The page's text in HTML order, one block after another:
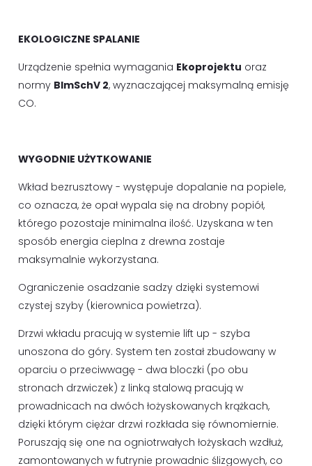
EKOLOGICZNE SPALANIE
Urządzenie spełnia wymagania Ekoprojektu oraz
normy BImSchV 2, wyznaczającej maksymalną emisję
CO.
WYGODNIE UŻYTKOWANIE
Wkład bezrusztowy - występuje dopalanie na popiele,
co oznacza, że opał wypala się na drobny popiół,
którego pozostaje minimalna ilość. Uzyskana w ten
sposób energia cieplna z drewna zostaje
maksymalnie wykorzystana.
Ograniczenie osadzanie sadzy dzięki systemowi
czystej szyby (kierownica powietrza).
Drzwi wkładu pracują w systemie lift up - szyba
unoszona do góry. System ten został zbudowany w
oparciu o przeciwwagę - dwa bloczki (po obu
stronach drzwiczek) z linką stalową pracują w
prowadnicach na dwóch łożyskowanych krążkach,
dzięki którym ciężar drzwi rozkłada się równomiernie.
Poruszają się one na ogniotrwałych łożyskach wzdłuż,
zamontowanych w futrynie prowadnic ślizgowych, co